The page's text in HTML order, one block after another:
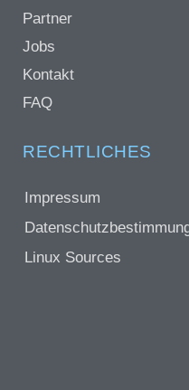
Partner
Jobs
Kontakt
FAQ
RECHTLICHES
Impressum
Linux Sources